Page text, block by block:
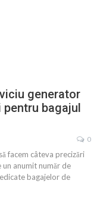
generator
bagajul
0
facem câteva precizări
anumit număr de
bagajelor de